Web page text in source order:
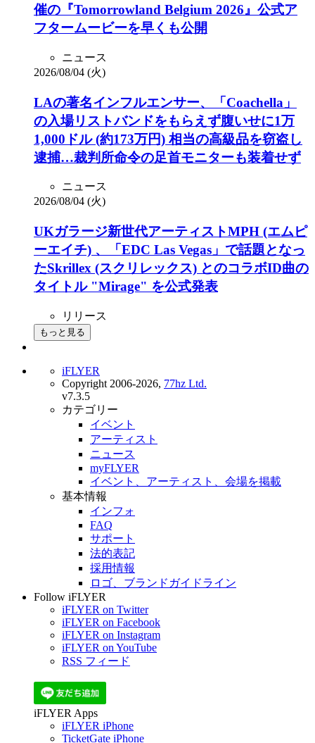
催の『Tomorrowland Belgium 2026』公式ア
フタームービーを早くも公開
ニュース
2026/08/04 (火)
LAの著名インフルエンサー、「Coachella」
の入場リストバンドをもらえず腹いせに1万
1,000ドル (約173万円) 相当の高級品を窃盗し
逮捕…裁判所命令の足首モニターも装着せず
ニュース
2026/08/04 (火)
UKガラージ新世代アーティストMPH (エムピ
ーエイチ) 、「EDC Las Vegas」で話題となっ
たSkrillex (スクリレックス) とのコラボID曲の
タイトル "Mirage" を公式発表
リリース
もっと見る
iFLYER
Copyright 2006-2026, 77hz Ltd.
v7.3.5
カテゴリー
イベント
アーティスト
ニュース
myFLYER
イベント、アーティスト、会場を掲載
基本情報
インフォ
FAQ
サポート
法的表記
採用情報
ロゴ、ブランドガイドライン
Follow iFLYER
iFLYER on Twitter
iFLYER on Facebook
iFLYER on Instagram
iFLYER on YouTube
RSS フィード
iFLYER Apps
iFLYER iPhone
TicketGate iPhone